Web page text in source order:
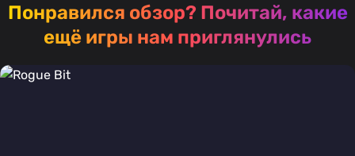
Понравился обзор? Почитай, какие
ещё игры нам приглянулись